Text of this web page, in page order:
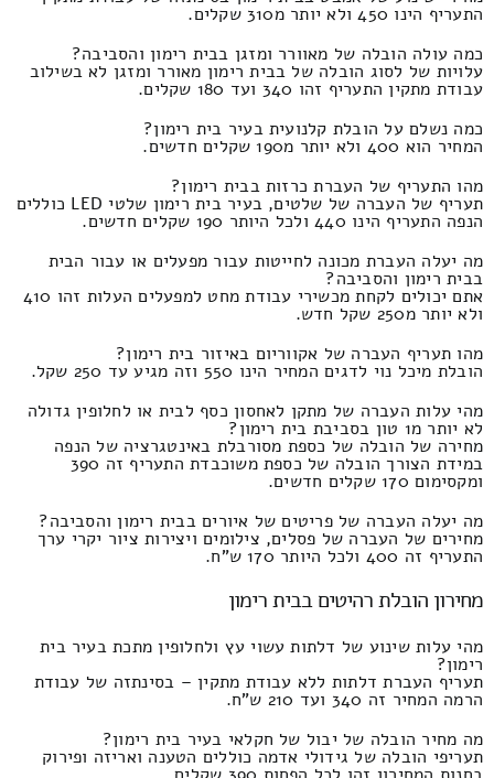
התעריף הינו 450 ולא יותר מ310 שקלים.
כמה עולה הובלה של מאוורר ומזגן בבית רימון והסביבה?
עלויות של לסוג הובלה של בבית רימון מאורר ומזגן לא בשילוב
עבודת מתקין התעריף זהו 340 ועד 180 שקלים.
כמה נשלם על הובלת קלנועית בעיר בית רימון?
המחיר הוא 400 ולא יותר מ190 שקלים חדשים.
מהו התעריף של העברת כרזות בבית רימון?
תעריף של העברה של שלטים, בעיר בית רימון שלטי LED כוללים
הנפה התעריף הינו 440 ולכל היותר 190 שקלים חדשים.
מה יעלה העברת מכונה לחייטות עבור מפעלים או עבור הבית
בבית רימון והסביבה?
אתם יכולים לקחת מכשירי עבודת מחט למפעלים העלות זהו 410
ולא יותר מ250 שקל חדש.
מהו תעריף העברה של אקווריום באיזור בית רימון?
הובלת מיכל נוי לדגים המחיר הינו 550 וזה מגיע עד 250 שקל.
מהי עלות העברה של מתקן לאחסון כסף לבית או לחלופין גדולה
לא יותר מ1 טון בסביבת בית רימון?
מחירה של הובלה של כספת מסורבלת באינטגרציה של הנפה
במידת הצורך הובלה של כספת משוכבדת התעריף זה 390
ומקסימום 170 שקלים חדשים.
מה יעלה העברה של פריטים של איורים בבית רימון והסביבה?
מחירים של העברה של פסלים, צילומים ויצירות ציור יקרי ערך
התעריף זה 400 ולכל היותר 170 ש"ח.
מחירון הובלת רהיטים בבית רימון
מהי עלות שינוע של דלתות עשוי עץ ולחלופין מתכת בעיר בית
רימון?
תעריף העברת דלתות ללא עבודת מתקין – בסינתזה של עבודת
הרמה המחיר זה 340 ועד 210 ש"ח.
מה מחיר הובלה של יבול של חקלאי בעיר בית רימון?
תעריפי הובלה של גידולי אדמה כוללים הטענה ואריזה ופירוק